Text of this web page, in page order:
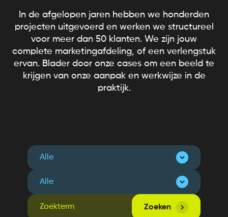
In de afgelopen jaren hebben we honderden
projecten uitgevoerd en werken we structureel
voor meer dan 50 klanten. We zijn jouw
complete marketingafdeling, of een verlengstuk
ervan. Blader door onze cases om een beeld te
krijgen van onze aanpak en werkwijze in de
praktijk.
Zoeken